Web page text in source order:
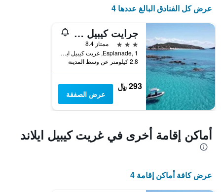
التالي
1
محور
الذي
يعرض
متوسط
سعر
غرفة
عرض كل الفنادق البالغ عددها 4
جرايت كيبيل آيلاند هايداواي
3 نجوم
ممتاز 8.4
Esplanade, 1, غريت كيبيل ايلاند, QLD, أستراليا
2.8 كيلومتر عن وسط المدينة
293 ﷼
عرض الصفقة
أماكن إقامة أخرى في غريت كيبيل ايلاند
عرض كافة أماكن إقامة 4